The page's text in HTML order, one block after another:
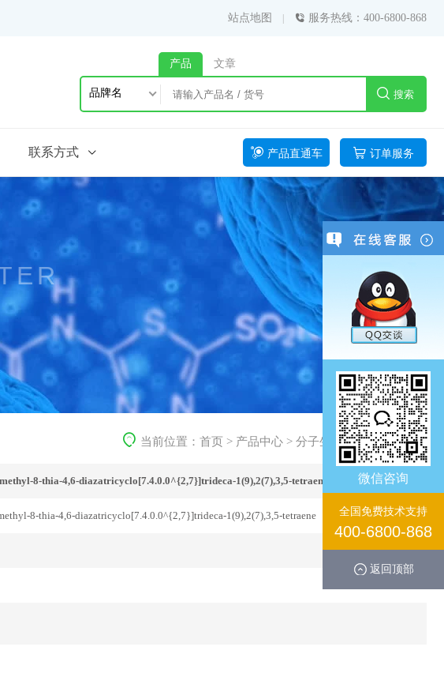
站点地图 服务热线：400-6800-868
产品 文章
品牌名 搜索
联系方式 产品直通车 订单服务
当前位置： 首页 > 产品中心 > 分子生化产品>生化试剂
8-thia-4,6-diazatricyclo[7.4.0.0^{2,7}]trideca-1(9),2(7),3,5-tetraene
8-thia-4,6-diazatricyclo[7.4.0.0^{2,7}]trideca-1(9),2(7),3,5-tetraene
微信咨询
全国免费技术支持
400-6800-868
返回顶部